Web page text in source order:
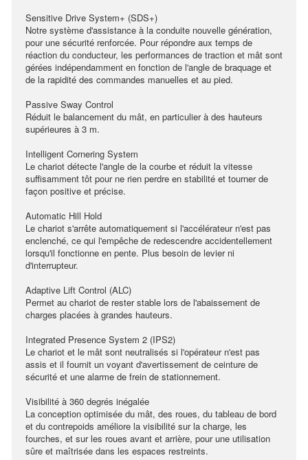
Sensitive Drive System+ (SDS+)
Notre système d'assistance à la conduite nouvelle génération,
pour une sécurité renforcée. Pour répondre aux temps de
réaction du conducteur, les performances de traction et mât sont
gérées indépendamment en fonction de l'angle de braquage et
de la rapidité des commandes manuelles et au pied.
Passive Sway Control
Réduit le balancement du mât, en particulier à des hauteurs
supérieures à 3 m.
Intelligent Cornering System
Le chariot détecte l'angle de la courbe et réduit la vitesse
suffisamment tôt pour ne rien perdre en stabilité et tourner de
façon positive et précise.
Automatic Hill Hold
Le chariot s'arrête automatiquement si l'accélérateur n'est pas
enclenché, ce qui l'empêche de redescendre accidentellement
lorsqu'il fonctionne en pente. Plus besoin de levier ni
d'interrupteur.
Adaptive Lift Control (ALC)
Permet au chariot de rester stable lors de l'abaissement de
charges placées à grandes hauteurs.
Integrated Presence System 2 (IPS2)
Le chariot et le mât sont neutralisés si l'opérateur n'est pas
assis et il fournit un voyant d'avertissement de ceinture de
sécurité et une alarme de frein de stationnement.
Visibilité à 360 degrés inégalée
La conception optimisée du mât, des roues, du tableau de bord
et du contrepoids améliore la visibilité sur la charge, les
fourches, et sur les roues avant et arrière, pour une utilisation
sûre et maîtrisée dans les espaces restreints.